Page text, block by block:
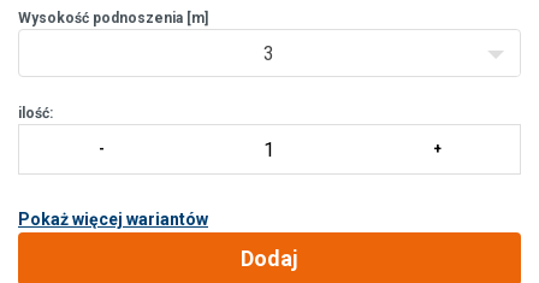
Wysokość podnoszenia [m]
3
ilość:
Pokaż więcej wariantów
Dodaj